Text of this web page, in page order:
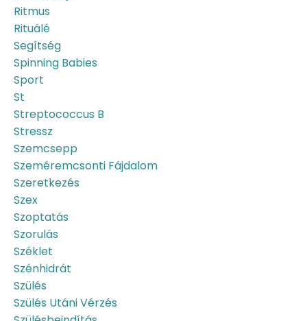
Ritmus
Rituálé
Segítség
Spinning Babies
Sport
St
Streptococcus B
Stressz
Szemcsepp
Szeméremcsonti Fájdalom
Szeretkezés
Szex
Szoptatás
Szorulás
Széklet
Szénhidrát
Szülés
Szülés Utáni Vérzés